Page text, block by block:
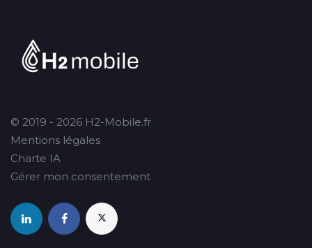
© 2019 - 2026 H2-Mobile.fr
Mentions légales
Charte IA
Gérer mon consentement